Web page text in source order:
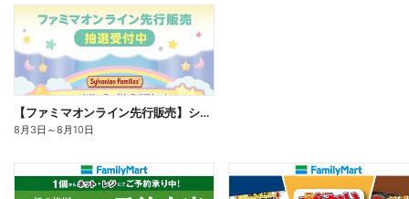
【ファミマオンライン先行販売】シルバニアファミリー
8月3日 ～8月10日